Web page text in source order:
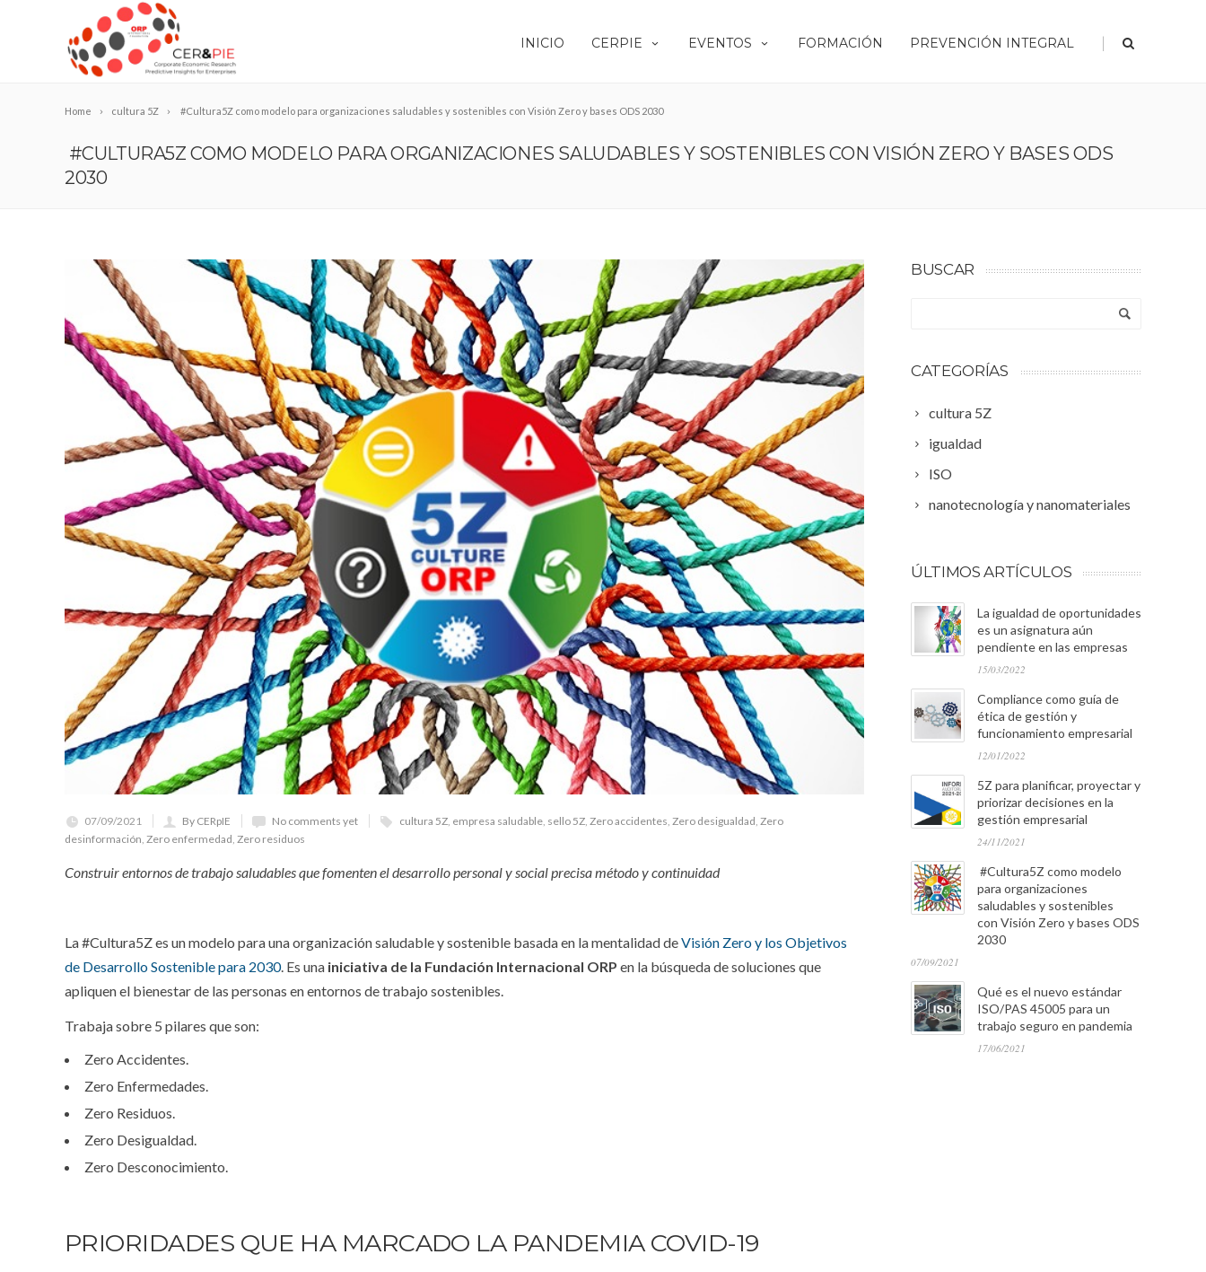
INICIO CERPIE EVENTOS FORMACIÓN PREVENCIÓN INTEGRAL |
Home cultura 5Z #Cultura5Z como modelo para organizaciones saludables y sostenibles con Visión Zero y bases ODS 2030
#CULTURA5Z COMO MODELO PARA ORGANIZACIONES SALUDABLES Y SOSTENIBLES CON VISIÓN ZERO Y BASES ODS
2030
07/09/2021 By CERpIE No comments yet cultura 5Z, empresa saludable, sello 5Z, Zero accidentes, Zero desigualdad, Zero
desinformación, Zero enfermedad, Zero residuos
Construir entornos de trabajo saludables que fomenten el desarrollo personal y social precisa método y continuidad
La #Cultura5Z es un modelo para una organización saludable y sostenible basada en la mentalidad deVisión Zero y los Objetivos
de Desarrollo Sostenible para 2030. Es una iniciativa de la Fundación Internacional ORP en la búsqueda de soluciones que
apliquen el bienestar de las personas en entornos de trabajo sostenibles.
Trabaja sobre 5 pilares que son:
Zero Accidentes.
Zero Enfermedades.
Zero Residuos.
Zero Desigualdad.
Zero Desconocimiento.
PRIORIDADES QUE HA MARCADO LA PANDEMIA COVID-19
BUSCAR
CATEGORÍAS
cultura 5Z
igualdad
ISO
nanotecnología y nanomateriales
ÚLTIMOS ARTÍCULOS
La igualdad de oportunidades
es un asignatura aún
pendiente en las empresas
15/03/2022
Compliance como guía de
ética de gestión y
funcionamiento empresarial
12/01/2022
5Z para planificar, proyectar y
priorizar decisiones en la
gestión empresarial
24/11/2021
#Cultura5Z como modelo
para organizaciones
saludables y sostenibles
con Visión Zero y bases ODS
2030
07/09/2021
Qué es el nuevo estándar
ISO/PAS 45005 para un
trabajo seguro en pandemia
17/06/2021